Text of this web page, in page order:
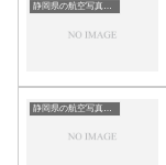
静岡県の航空写真・空中写真
静岡県の航空写真・空中写真